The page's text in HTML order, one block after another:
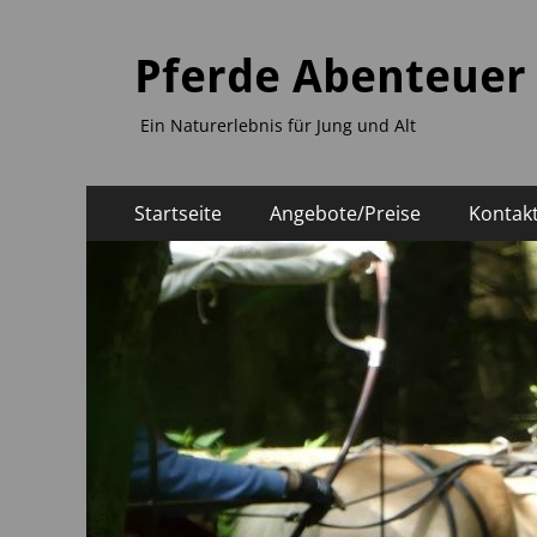
Pferde
Ein Naturerlebnis für Jung und Alt
Primäres
Menü
Inhalt
springen
Startseite Angebote/Preise